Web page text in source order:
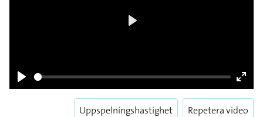
Play
Enter
Uppspelningshastighet Repetera video